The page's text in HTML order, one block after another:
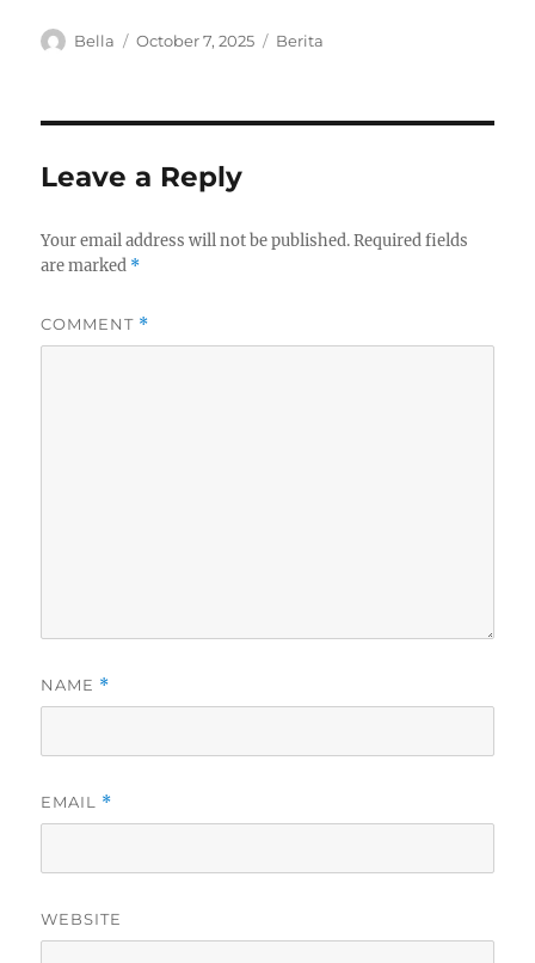
A
Bella
P
o
October 7, 2025
C
e
Berita
Leave a Reply
Your email address will not be published. Required fields
are marked *
COMMENT *
NAME *
EMAIL *
WEBSITE